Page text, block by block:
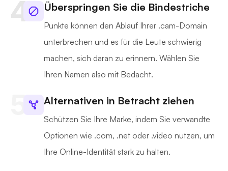
Überspringen Sie die Bindestriche
Punkte können den Ablauf Ihrer .cam-Domain
unterbrechen und es für die Leute schwierig
machen, sich daran zu erinnern. Wählen Sie
Ihren Namen also mit Bedacht.
Alternativen in Betracht ziehen
Schützen Sie Ihre Marke, indem Sie verwandte
Optionen wie .com, .net oder .video nutzen, um
Ihre Online-Identität stark zu halten.